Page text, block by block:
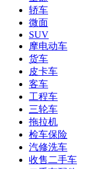
轿车
微面
SUV
摩电动车
货车
皮卡车
客车
工程车
三轮车
拖拉机
检车保险
汽修洗车
收售二手车